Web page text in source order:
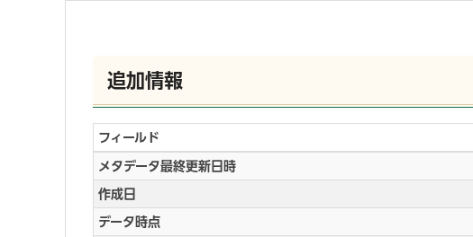
追加情報
フィールド
メタデータ最終更新日時
作成日
データ時点